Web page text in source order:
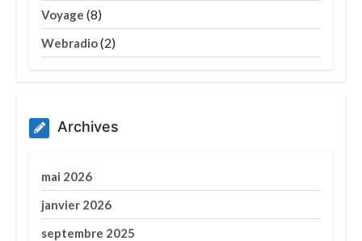
Voyage (8)
Webradio(2)
Archives
mai 2026
janvier 2026
septembre 2025